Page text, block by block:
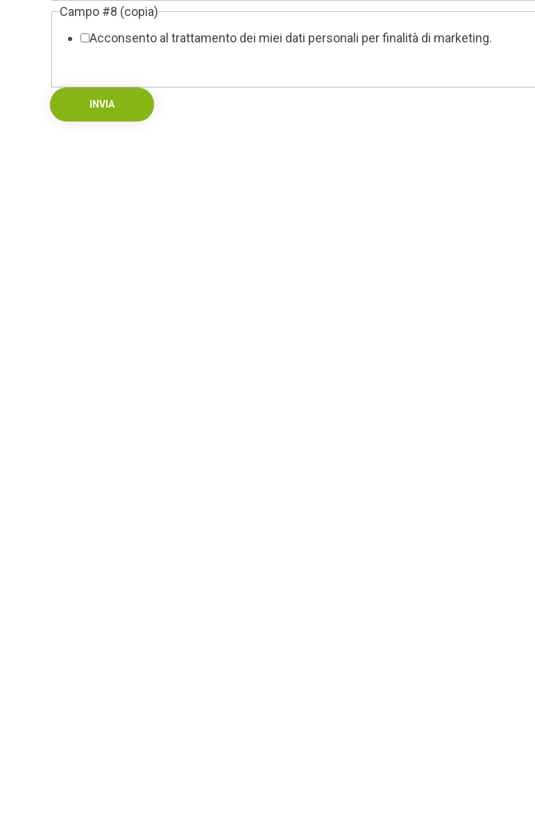
Nome
Email
Campo #8 (copia)
Acconsento al trattamento dei miei dati personali per finalità di marketing.
INVIA